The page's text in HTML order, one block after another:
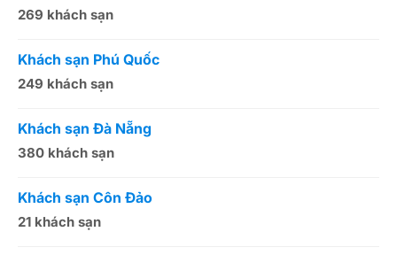
269 khách sạn
Khách sạn Phú Quốc
249 khách sạn
Khách sạn Đà Nẵng
380 khách sạn
Khách sạn Côn Đảo
21 khách sạn